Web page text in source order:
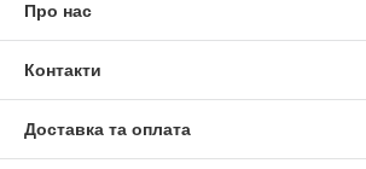
Про нас
Контакти
Доставка та оплата